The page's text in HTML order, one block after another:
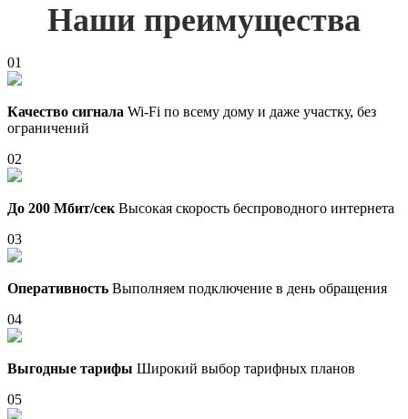
Наши преимущества
01
Качество сигнала Wi-Fi по всему дому и даже участку, без
ограничений
02
До 200 Мбит/сек Высокая скорость беспроводного интернета
03
Оперативность Выполняем подключение в день обращения
04
Выгодные тарифы Широкий выбор тарифных планов
05